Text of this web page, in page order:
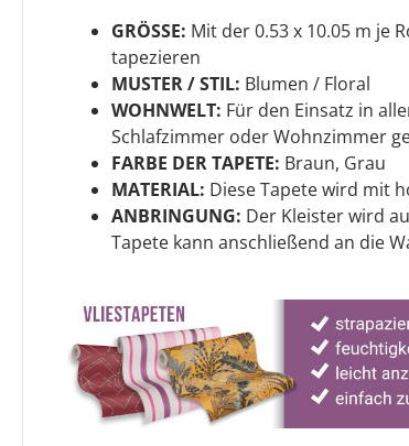
GRÖSSE: Mit der 0.53 x 10.05 m je
tapezieren
MUSTER / STIL: Blumen / Floral
WOHNWELT: Für den Einsatz in
Schlafzimmer oder Wohnzimmer
FARBE DER TAPETE: Braun, Grau
MATERIAL: Diese Tapete wird mit
ANBRINGUNG: Der Kleister wird
Tapete kann anschließend an die